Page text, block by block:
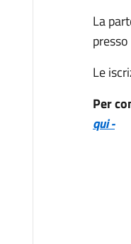
La
Le
Per
qui -